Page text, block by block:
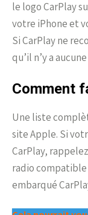
le logo CarPlay
votre iPhone et
Si CarPlay ne
qu’il n’y a
Comment
Une liste
site Apple. Si
CarPlay,
radio compatible
embarqué